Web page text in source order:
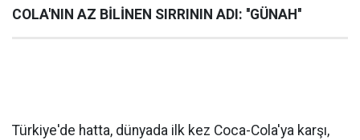
COLA'NIN AZ BİLİNEN SIRRININ ADI: ''GÜNAH''
Türkiye'de hatta, dünyada ilk kez Coca-Cola'ya karşı,